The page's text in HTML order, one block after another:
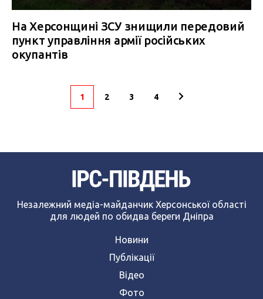
На Херсонщині ЗСУ знищили передовий
пункт управління армії російських
окупантів
1 2 3 4
Незалежний медіа-майданчик Херсонської області
для людей по обидва береги Дніпра
Новини
Публікації
Відео
Фото